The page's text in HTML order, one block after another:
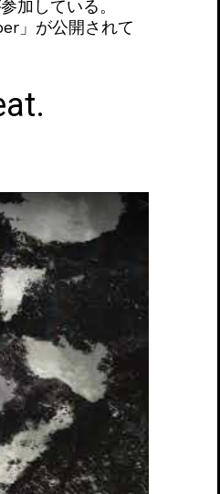
加している。
」が公開されて